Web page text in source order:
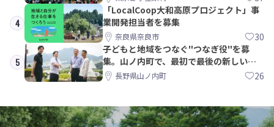
4
「LocalCoop大和高原プロジェクト」事
業開発担当者を募集
奈良県奈良市 30
5
子どもと地域をつなぐ"つなぎ役"を募
集。山ノ内町で、最初で最後の新しい学
校づくりを一緒に
長野県山ノ内町 26